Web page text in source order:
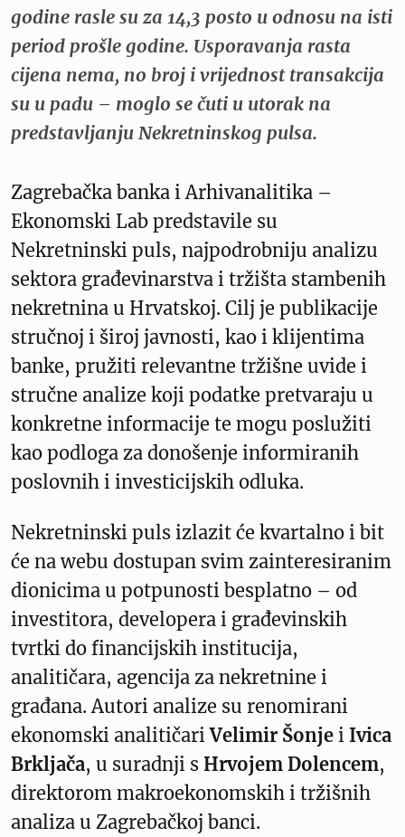
godine rasle su za 14,3 posto u odnosu na isti
period prošle godine. Usporavanja rasta
cijena nema, no broj i vrijednost transakcija
su u padu – moglo se čuti u utorak na
predstavljanju Nekretninskog pulsa.
Zagrebačka banka i Arhivanalitika –
Ekonomski Lab predstavile su
Nekretninski puls, najpodrobniju analizu
sektora građevinarstva i tržišta stambenih
nekretnina u Hrvatskoj. Cilj je publikacije
stručnoj i široj javnosti, kao i klijentima
banke, pružiti relevantne tržišne uvide i
stručne analize koji podatke pretvaraju u
konkretne informacije te mogu poslužiti
kao podloga za donošenje informiranih
poslovnih i investicijskih odluka.
Nekretninski puls izlazit će kvartalno i bit
će na webu dostupan svim zainteresiranim
dionicima u potpunosti besplatno – od
investitora, developera i građevinskih
tvrtki do financijskih institucija,
analitičara, agencija za nekretnine i
građana. Autori analize su renomirani
ekonomski analitičariVelimir Šonje i Ivica
Brkljača, u suradnji s Hrvojem Dolencem,
direktorom makroekonomskih i tržišnih
analiza u Zagrebačkoj banci.